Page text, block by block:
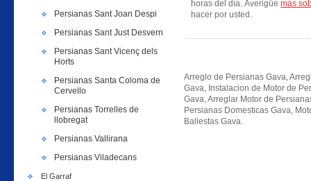
Persianas Sant Joan Despi
Persianas Sant Just Desvern
Persianas Sant Vicenç dels
Horts
Persianas Santa Coloma de
Cervello
Persianas Torrelles de
llobregat
Persianas Vallirana
Persianas Viladecans
El Garraf
horas del día. Averigüe más
hacer por usted.
Arreglo de Persianas Gava,
Gava, Instalacion de Motor de
Gava, Arreglar Motor de
Persianas Domesticas Gava,
Ballestas Gava.